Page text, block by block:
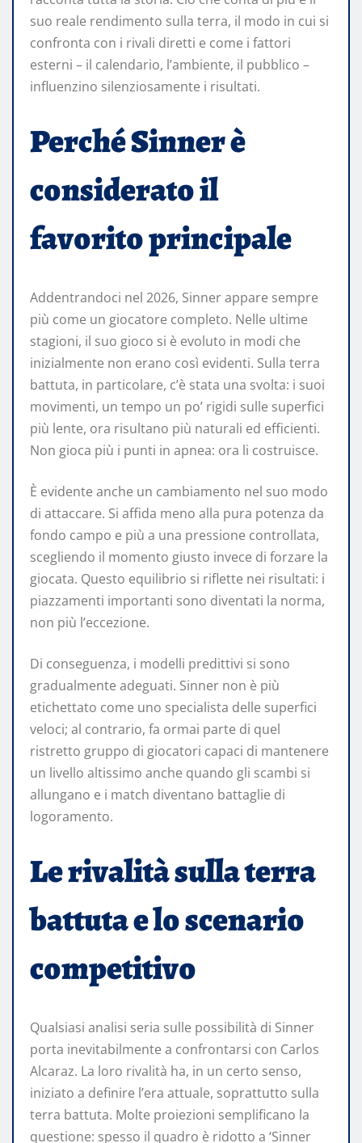
suo reale rendimento sulla terra, il modo in cui si
confronta con i rivali diretti e come i fattori
esterni – il calendario, l’ambiente, il pubblico –
influenzino silenziosamente i risultati.
Perché Sinner è
considerato il
favorito principale
Addentrandoci nel 2026, Sinner appare sempre
più come un giocatore completo. Nelle ultime
stagioni, il suo gioco si è evoluto in modi che
inizialmente non erano così evidenti. Sulla terra
battuta, in particolare, c’è stata una svolta: i suoi
movimenti, un tempo un po’ rigidi sulle superfici
più lente, ora risultano più naturali ed efficienti.
Non gioca più i punti in apnea: ora li costruisce.
È evidente anche un cambiamento nel suo modo
di attaccare. Si affida meno alla pura potenza da
fondo campo e più a una pressione controllata,
scegliendo il momento giusto invece di forzare la
giocata. Questo equilibrio si riflette nei risultati: i
piazzamenti importanti sono diventati la norma,
non più l’eccezione.
Di conseguenza, i modelli predittivi si sono
gradualmente adeguati. Sinner non è più
etichettato come uno specialista delle superfici
veloci; al contrario, fa ormai parte di quel
ristretto gruppo di giocatori capaci di mantenere
un livello altissimo anche quando gli scambi si
allungano e i match diventano battaglie di
logoramento.
Le rivalità sulla terra
battuta e lo scenario
competitivo
Qualsiasi analisi seria sulle possibilità di Sinner
porta inevitabilmente a confrontarsi con Carlos
Alcaraz. La loro rivalità ha, in un certo senso,
iniziato a definire l’era attuale, soprattutto sulla
terra battuta. Molte proiezioni semplificano la
questione: spesso il quadro è ridotto a ‘Sinner